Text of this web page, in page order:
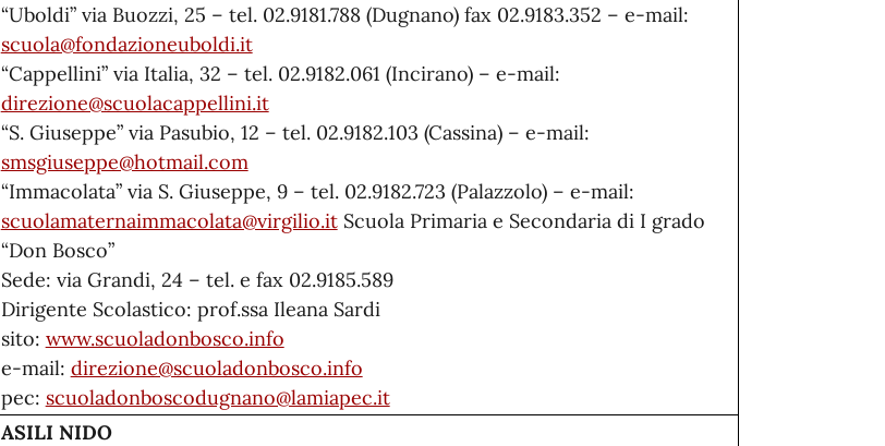
“Uboldi” via Buozzi, 25 – tel. 02.9181.788 (Dugnano) fax 02.9183.352 – e-mail:
scuola@fondazioneuboldi.it
“Cappellini” via Italia, 32 – tel. 02.9182.061 (Incirano) – e-mail:
direzione@scuolacappellini.it
“S. Giuseppe” via Pasubio, 12 – tel. 02.9182.103 (Cassina) – e-mail:
smsgiuseppe@hotmail.com
“Immacolata” via S. Giuseppe, 9 – tel. 02.9182.723 (Palazzolo) – e-mail:
scuolamaternaimmacolata@virgilio.itScuola Primaria e Secondaria di I grado
“Don Bosco”
Sede: via Grandi, 24 – tel. e fax 02.9185.589
Dirigente Scolastico: prof.ssa Ileana Sardi
sito: www.scuoladonbosco.info
e-mail: direzione@scuoladonbosco.info
pec: scuoladonboscodugnano@lamiapec.it
ASILI NIDO